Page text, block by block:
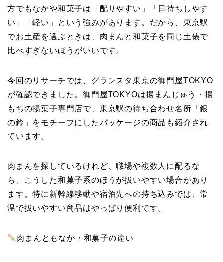
方でもなかや和菓子は「配りやすい」「日持ちしやす
い」「軽い」という強みがあります。だから、東京駅
でお土産を選ぶときは、肉まんと和菓子を同じ土俵で
比べすぎないほうがいいです。
今回のリサーチでは、グランスタ東京の御門屋TOKYO
が確認できました。御門屋TOKYOは揚まんじゅう・揚
もちの揚菓子専門店で、東京駅の待ち合わせ名所「銀
の鈴」をモチーフにしたパッケージの商品も紹介され
ています。
肉まんを探しているけれど、職場や複数人に配るな
ら、こうした和菓子系のほうが扱いやすい場合があり
ます。特に新幹線移動や宿泊先への持ち込みでは、常
温で扱いやすい商品はやっぱり便利です。
肉まんともなか・和菓子の違い